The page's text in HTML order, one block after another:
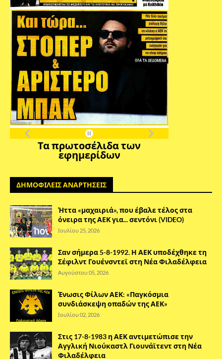
Τα πρωτοσέλιδα των
εφημερίδων
ΔΗΜΟΦΙΛΕΙΣ ΑΝΑΡΤΗΣΕΙΣ
Ήττα «μαχαιριά», που έβαλε τέλος στα
όνειρα της ΑΕΚ για... σεντόνι (VIDEO)
Ιουλίου 25, 2026
Σαν σήμερα 5-8-1992. Η ΑΕΚ υποδέχθηκε τη
Σέφιλντ Γουένσντεϊ στη Νέα Φιλαδέλφεια
Αυγούστου 05, 2026
Ένωσις Φίλων ΑΕΚ: «Παγκόσμια
συνδιάσκεψη οπαδών της ΑΕΚ»
Ιουλίου 02, 2026
Στις 17-8-1983 η ΑΕΚ αντιμετώπισε την
Αγγλική Νιούκαστλ Γιουνάϊτεντ στη Νέα
Φιλαδέλφεια